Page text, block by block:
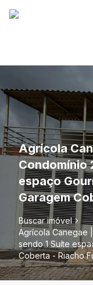
Agrícola
Condomínio
espaço
Garagem
Buscar imóvel
Agrícola Canegae
sendo 1 Suíte
Coberta - Riacho